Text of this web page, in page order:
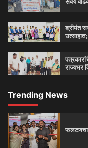
श्रीमंत
उत्साहात;
राज्यभर
Trending News
फलटणचा